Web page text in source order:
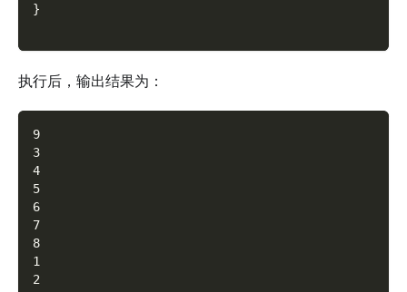
}
执行后，输出结果为：
9
3
4
5
6
7
8
1
2